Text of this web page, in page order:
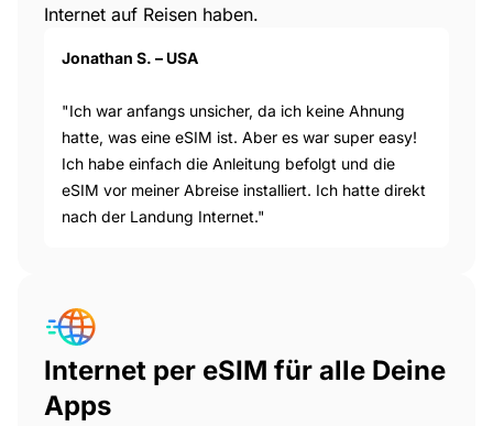
Internet auf Reisen haben.
Jonathan S. – USA
"Ich war anfangs unsicher, da ich keine Ahnung
hatte, was eine eSIM ist. Aber es war super easy!
Ich habe einfach die Anleitung befolgt und die
eSIM vor meiner Abreise installiert. Ich hatte direkt
nach der Landung Internet."
Internet per eSIM für alle Deine
Apps